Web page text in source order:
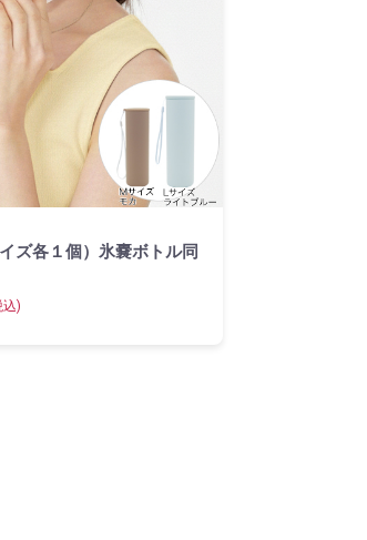
イズ各１個）氷嚢ボトル同
込)